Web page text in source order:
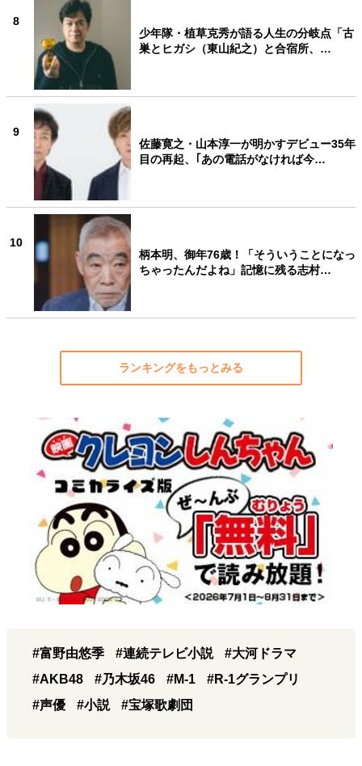
8
少年隊・植草克秀が語る人生の分岐点「古
巣とヒガシ（東山紀之）と合宿所、…
9
佐藤寛之・山本淳一が明かすデビュー35年
目の再起、｢あの電話がなければ今…
10
柄本明、御年76歳！「そういうことになっ
ちゃったんだよね」記憶に残る志村…
ランキングをもっとみる
#富野由悠季 #連続テレビ小説
#大河ドラマ
#AKB48
#乃木坂46 #M-1
#R-1グランプリ
#声優
#小説 #宝塚歌劇団